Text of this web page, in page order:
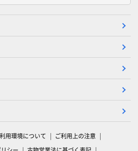
用環境について
ご利用上の注意